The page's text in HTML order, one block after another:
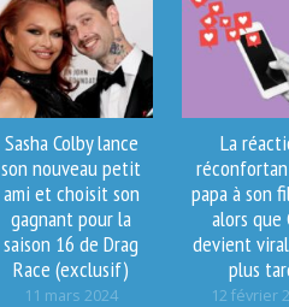
Sasha Colby lance
son nouveau petit
ami et choisit son
gagnant pour la
saison 16 de Drag
Race (exclusif)
11 mars 2024
La
papa à son
alors que
devient
plus
12 février